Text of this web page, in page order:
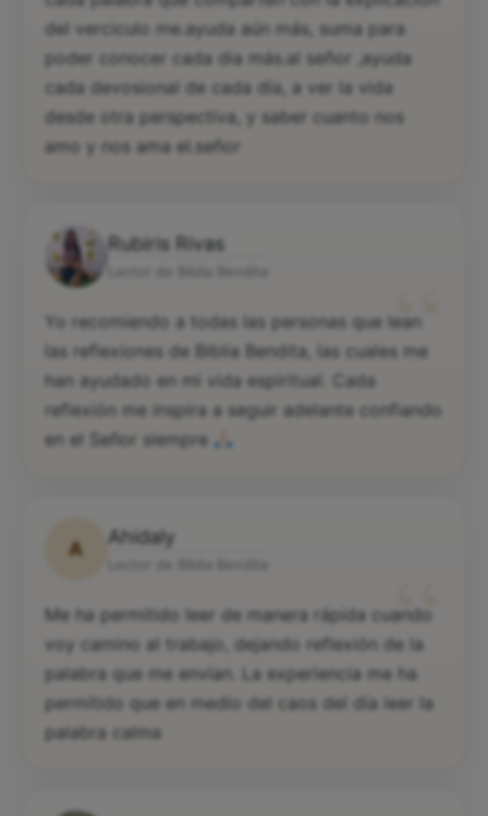
del verciculo me.ayuda aún más, suma para
poder conocer cada dia más.al señor ,ayuda
cada devosional de cada día, a ver la vida
desde otra perspectiva, y saber cuanto nos
amo y nos ama el.señor
Rubiris Rivas
“
Yo recomiendo a todas las personas que lean
las reflexiones de Biblia Bendita, las cuales me
han ayudado en mi vida espiritual. Cada
reflexión me inspira a seguir adelante confiando
en el Señor siempre
A
Ahidaly
“
Me ha permitido leer de manera rápida cuando
voy camino al trabajo, dejando reflexión de la
palabra que me envían. La experiencia me ha
permitido que en medio del caos del día leer la
palabra calma